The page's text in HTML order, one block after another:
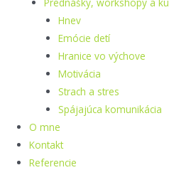
Hnev
Emócie detí
Hranice vo výchove
Motivácia
Strach a stres
Spájajúca komunikácia
O mne
Kontakt
Referencie